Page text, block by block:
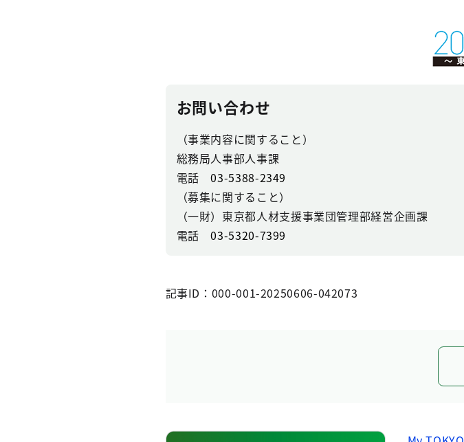
お問い合わせ
（事業内容に関すること）
総務局人事部人事課
電話03-5388-2349
（募集に関すること）
（一財）東京都人材支援事業団管理部経営企画課
電話03-5320-7399
記事ID：000-001-20250606-042073